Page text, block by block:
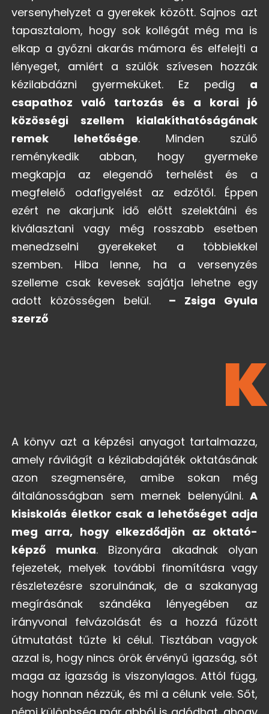
versenyhelyzet a gyerekek között. Sajnos azt
tapasztalom, hogy sok kollégát még ma is
elkap a győzni akarás mámora és elfelejti a
lényeget, amiért a szülők szívesen hozzák
kézilabdázni gyermeküket. Ez pedig a
csapathoz való tartozás és a korai jó
közösségi szellem kialakíthatóságának
remek lehetősége. Minden szülő
reménykedik abban, hogy gyermeke
megkapja az elegendő terhelést és a
megfelelő odafigyelést az edzőtől. Éppen
ezért ne akarjunk idő előtt szelektálni és
kiválasztani vagy még rosszabb esetben
menedzselni gyerekeket a többiekkel
szemben. Hiba lenne, ha a versenyzés
szelleme csak kevesek sajátja lehetne egy
adott közösségen belül. – Zsiga Gyula
szerző
K
A könyv azt a képzési anyagot tartalmazza,
amely rávilágít a kézilabdajáték oktatásának
azon szegmensére, amibe sokan még
általánosságban sem mernek belenyúlni. A
kisiskolás életkor csak a lehetőséget adja
meg arra, hogy elkezdődjön az oktató-
képző munka. Bizonyára akadnak olyan
fejezetek, melyek további finomításra vagy
részletezésre szorulnának, de a szakanyag
megírásának szándéka lényegében az
irányvonal felvázolását és a hozzá fűzött
útmutatást tűzte ki célul. Tisztában vagyok
azzal is, hogy nincs örök érvényű igazság, sőt
maga az igazság is viszonylagos. Attól függ,
hogy honnan nézzük, és mi a célunk vele. Sőt,